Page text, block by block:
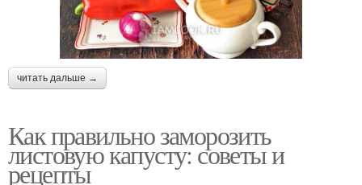
читать дальше →
Как правильно заморозить
листовую капусту: советы и
рецепты